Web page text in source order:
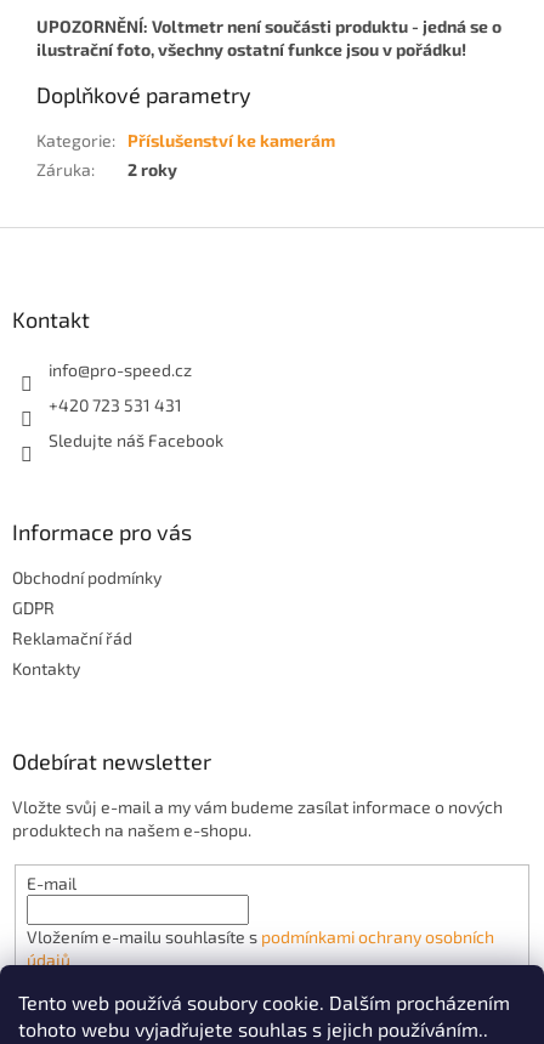
Tento web používá soubory cookie. Dalším procházením
tohoto webu vyjadřujete souhlas s jejich používáním..
UPOZORNĚNÍ: Voltmetr není součásti produktu - jedná se o
ilustrační foto, všechny ostatní funkce jsou v pořádku!
Doplňkové parametry
Kategorie:
Příslušenství ke kamerám
Záruka: 2 roky
Kontakt
info@pro-speed.cz
+420 723 531 431
Sledujte náš Facebook
Informace pro vás
Obchodní podmínky
GDPR
Reklamační řád
Kontakty
Odebírat newsletter
Vložte svůj e-mail a my vám budeme zasílat informace o nových
produktech na našem e-shopu.
E-mail
Vložením e-mailu souhlasíte s podmínkami ochrany osobních
údajů
PŘIHLÁSIT SE